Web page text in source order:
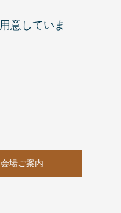
意していま
会場ご案内